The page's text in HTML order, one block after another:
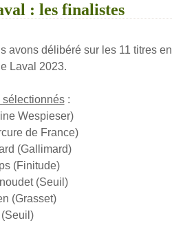
: les finalistes
avons délibéré sur les 11 titres en
Laval 2023.
sélectionnés:
Wespieser)
de France)
(Gallimard)
(Finitude)
(Seuil)
(Grasset)